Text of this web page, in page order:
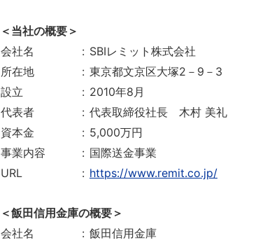
＜当社の概要＞
会社名
: SBIレミット株式会社
所在地
: 東京都文京区大塚2－9－3
設立
: 2010年8月
代表者
: 代表取締役社長 木村 美礼
資本金
: 5,000万円
事業内容
: 国際送金事業
URL
: https://www.remit.co.jp/
＜飯田信用金庫の概要＞
会社名
: 飯田信用金庫